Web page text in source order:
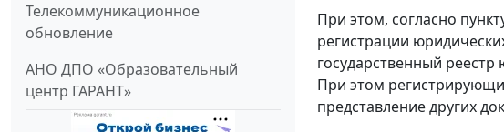
Телекоммуникационное
обновление
АНО ДПО «Образовательный
центр ГАРАНТ»
При этом, согласно
регистрации
государственный
При этом
представление других